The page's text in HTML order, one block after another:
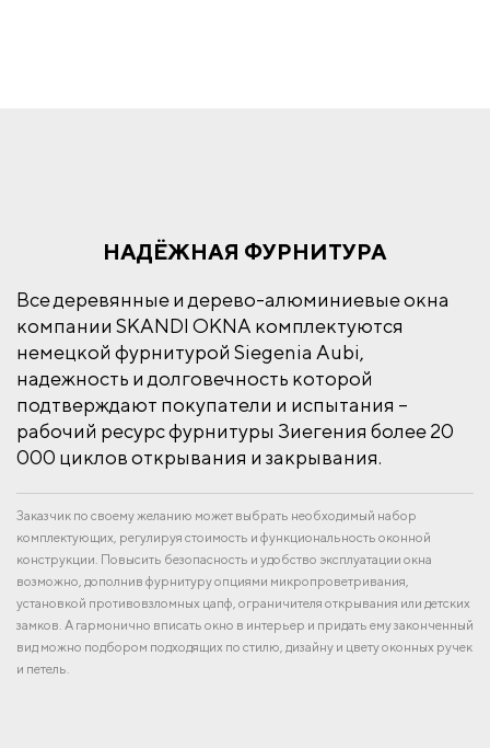
НАДЁЖНАЯ ФУРНИТУРА
Все деревянные и дерево-алюминиевые окна
компании SKANDI OKNA комплектуются
немецкой фурнитурой Siegenia Aubi,
надежность и долговечность которой
подтверждают покупатели и испытания –
рабочий ресурс фурнитуры Зиегения более 20
000 циклов открывания и закрывания.
Заказчик по своему желанию может выбрать необходимый набор
комплектующих, регулируя стоимость и функциональность оконной
конструкции. Повысить безопасность и удобство эксплуатации окна
возможно, дополнив фурнитуру опциями микропроветривания,
установкой противовзломных цапф, ограничителя открывания или детских
замков. А гармонично вписать окно в интерьер и придать ему законченный
вид можно подбором подходящих по стилю, дизайну и цвету оконных ручек
и петель.